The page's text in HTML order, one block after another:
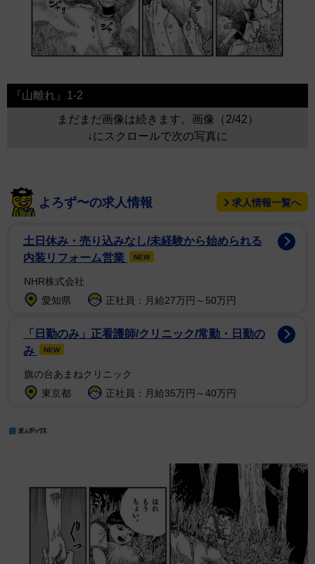
『山離れ』1-2
まだまだ画像は続きます。画像（2/42）
↓にスクロールで次の写真に
よろず〜の求人情報 求人情報一覧へ
土日休み・売り込みなし/未経験から始められる
内装リフォーム営業
NEW
NHR株式会社
愛知県
正社員：月給27万円～50万円
「日勤のみ」正看護師/クリニック/常勤・日勤の
み
NEW
旗の台あまねクリニック
東京都
正社員：月給35万円～40万円